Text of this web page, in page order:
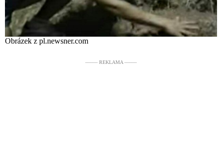
Obrázek z pl.newsner.com
––––– REKLAMA –––––